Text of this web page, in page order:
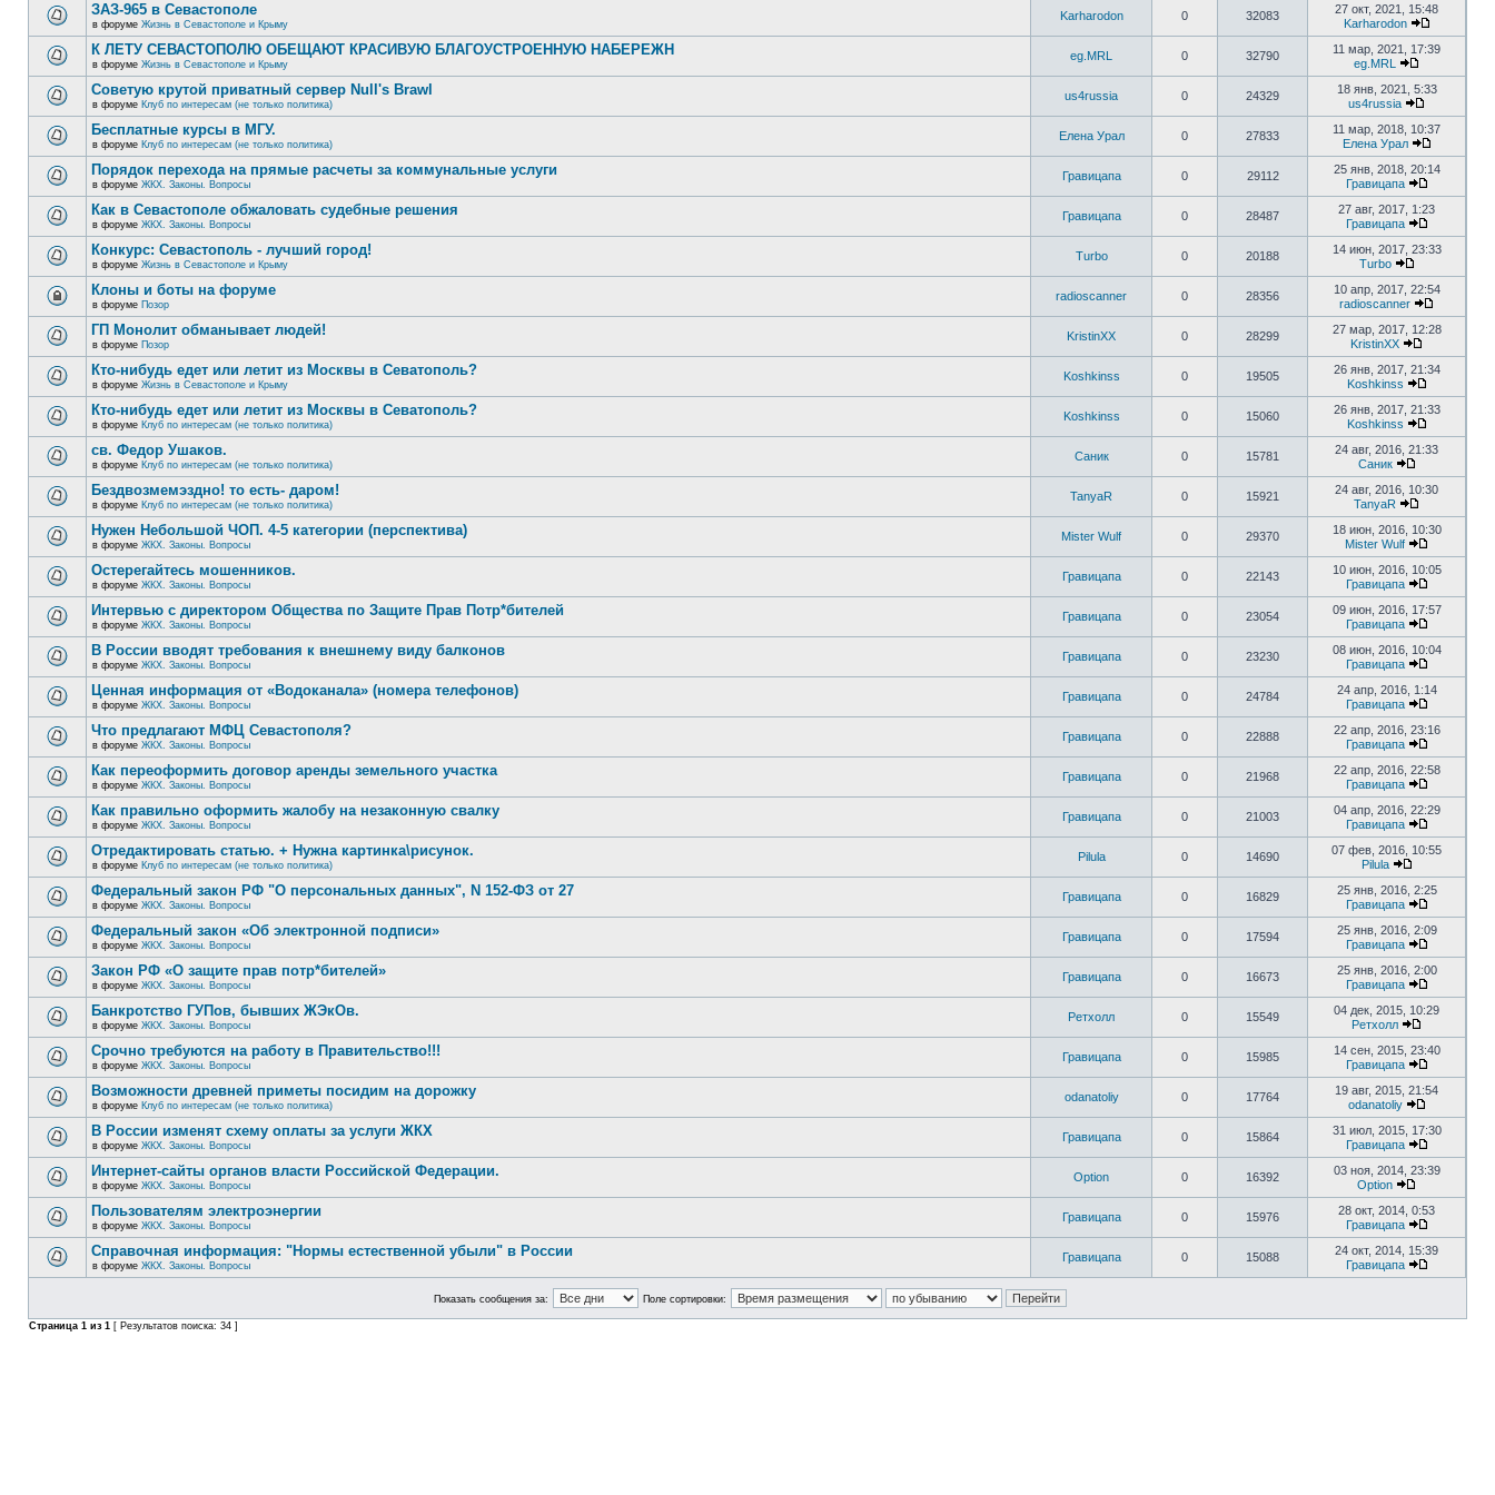
ЗАЗ-965 в Севастополе
в форуме Жизнь в Севастополе и Крыму
Karharodon 0 32083
27 окт, 2021, 15:48
Karharodon
К ЛЕТУ СЕВАСТОПОЛЮ ОБЕЩАЮТ КРАСИВУЮ БЛАГОУСТРОЕННУЮ НАБЕРЕЖН
в форуме Жизнь в Севастополе и Крыму
eg.MRL 0 32790
11 мар, 2021, 17:39
eg.MRL
Советую крутой приватный сервер Null's Brawl
в форуме Клуб по интересам (не только политика)
us4russia 0 24329
18 янв, 2021, 5:33
us4russia
Бесплатные курсы в МГУ.
в форуме Клуб по интересам (не только политика)
Елена Урал 0 27833
11 мар, 2018, 10:37
Елена Урал
Порядок перехода на прямые расчеты за коммунальные услуги
в форуме ЖКХ. Законы. Вопросы
Гравицапа 0 29112
25 янв, 2018, 20:14
Гравицапа
Как в Севастополе обжаловать судебные решения
в форуме ЖКХ. Законы. Вопросы
Гравицапа 0 28487
27 авг, 2017, 1:23
Гравицапа
Конкурс: Севастополь - лучший город!
в форуме Жизнь в Севастополе и Крыму
Turbo 0 20188
14 июн, 2017, 23:33
Turbo
Клоны и боты на форуме
в форуме Позор
radioscanner 0 28356
10 апр, 2017, 22:54
radioscanner
ГП Монолит обманывает людей!
в форуме Позор
KristinXX 0 28299
27 мар, 2017, 12:28
KristinXX
Кто-нибудь едет или летит из Москвы в Севатополь?
в форуме Жизнь в Севастополе и Крыму
Koshkinss 0 19505
26 янв, 2017, 21:34
Koshkinss
Кто-нибудь едет или летит из Москвы в Севатополь?
в форуме Клуб по интересам (не только политика)
Koshkinss 0 15060
26 янв, 2017, 21:33
Koshkinss
св. Федор Ушаков.
в форуме Клуб по интересам (не только политика)
Саник 0 15781
24 авг, 2016, 21:33
Саник
Бездвозмемэздно! то есть- даром!
в форуме Клуб по интересам (не только политика)
TanyaR 0 15921
24 авг, 2016, 10:30
TanyaR
Нужен Небольшой ЧОП. 4-5 категории (перспектива)
в форуме ЖКХ. Законы. Вопросы
Mister Wulf 0 29370
18 июн, 2016, 10:30
Mister Wulf
Остерегайтесь мошенников.
в форуме ЖКХ. Законы. Вопросы
Гравицапа 0 22143
10 июн, 2016, 10:05
Гравицапа
Интервью с директором Общества по Защите Прав Потр*бителей
в форуме ЖКХ. Законы. Вопросы
Гравицапа 0 23054
09 июн, 2016, 17:57
Гравицапа
В России вводят требования к внешнему виду балконов
в форуме ЖКХ. Законы. Вопросы
Гравицапа 0 23230
08 июн, 2016, 10:04
Гравицапа
Ценная информация от «Водоканала» (номера телефонов)
в форуме ЖКХ. Законы. Вопросы
Гравицапа 0 24784
24 апр, 2016, 1:14
Гравицапа
Что предлагают МФЦ Севастополя?
в форуме ЖКХ. Законы. Вопросы
Гравицапа 0 22888
22 апр, 2016, 23:16
Гравицапа
Как переоформить договор аренды земельного участка
в форуме ЖКХ. Законы. Вопросы
Гравицапа 0 21968
22 апр, 2016, 22:58
Гравицапа
Как правильно оформить жалобу на незаконную свалку
в форуме ЖКХ. Законы. Вопросы
Гравицапа 0 21003
04 апр, 2016, 22:29
Гравицапа
Отредактировать статью. + Нужна картинка\рисунок.
в форуме Клуб по интересам (не только политика)
Pilula 0 14690
07 фев, 2016, 10:55
Pilula
Федеральный закон РФ "О персональных данных", N 152-ФЗ от 27
в форуме ЖКХ. Законы. Вопросы
Гравицапа 0 16829
25 янв, 2016, 2:25
Гравицапа
Федеральный закон «Об электронной подписи»
в форуме ЖКХ. Законы. Вопросы
Гравицапа 0 17594
25 янв, 2016, 2:09
Гравицапа
Закон РФ «О защите прав потр*бителей»
в форуме ЖКХ. Законы. Вопросы
Гравицапа 0 16673
25 янв, 2016, 2:00
Гравицапа
Банкротство ГУПов, бывших ЖЭкОв.
в форуме ЖКХ. Законы. Вопросы
Ретхолл 0 15549
04 дек, 2015, 10:29
Ретхолл
Срочно требуются на работу в Правительство!!!
в форуме ЖКХ. Законы. Вопросы
Гравицапа 0 15985
14 сен, 2015, 23:40
Гравицапа
Возможности древней приметы посидим на дорожку
в форуме Клуб по интересам (не только политика)
odanatoliy 0 17764
19 авг, 2015, 21:54
odanatoliy
В России изменят схему оплаты за услуги ЖКХ
в форуме ЖКХ. Законы. Вопросы
Гравицапа 0 15864
31 июл, 2015, 17:30
Гравицапа
Интернет-сайты органов власти Российской Федерации.
в форуме ЖКХ. Законы. Вопросы
Option 0 16392
03 ноя, 2014, 23:39
Option
Пользователям электроэнергии
в форуме ЖКХ. Законы. Вопросы
Гравицапа 0 15976
28 окт, 2014, 0:53
Гравицапа
Справочная информация: "Нормы естественной убыли" в России
в форуме ЖКХ. Законы. Вопросы
Гравицапа 0 15088
24 окт, 2014, 15:39
Гравицапа
Показать сообщения за: Поле сортировки:
Страница 1 из 1 [ Результатов поиска: 34 ]